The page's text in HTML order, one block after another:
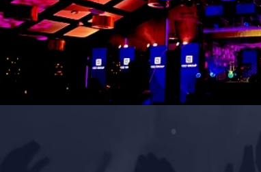
UROCZYSTE OTWARCIE HALI
25 kwietnia 2019
By Aneta
Event zorganizowany w kwietniu 2019 r. Ilość osób: